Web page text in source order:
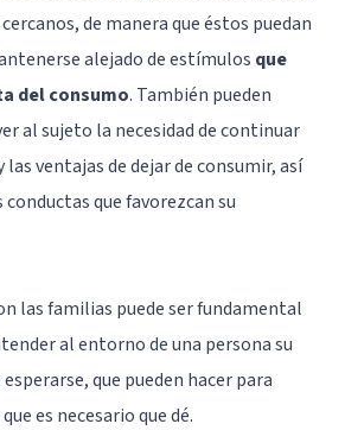
de manera que éstos puedan
alejado de estímulos que
del consumo. También pueden
al sujeto la necesidad de continuar
ventajas de dejar de consumir, así
que favorezcan su
las familias puede ser fundamental
al entorno de una persona su
que pueden hacer para
es necesario que dé.